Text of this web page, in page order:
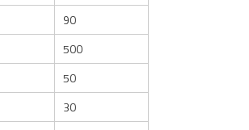
90
500
50
30